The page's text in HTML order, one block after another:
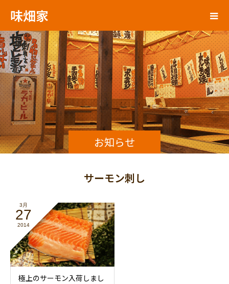
味畑家
お知らせ
サーモン刺し
3月
27
2014
極上のサーモン入荷しまし